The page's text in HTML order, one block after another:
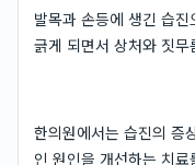
발목과 손등에 생긴 습
긁게 되면서 상처와 짓
한의원에서는 습진의 증
인 원인을 개선하는 치